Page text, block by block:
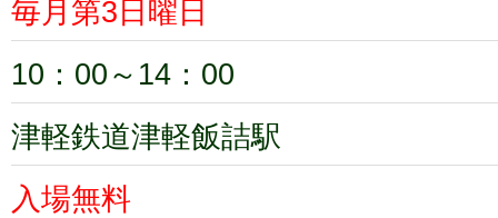
毎月第3日曜日
10：00～14：00
津軽鉄道津軽飯詰駅
入場無料